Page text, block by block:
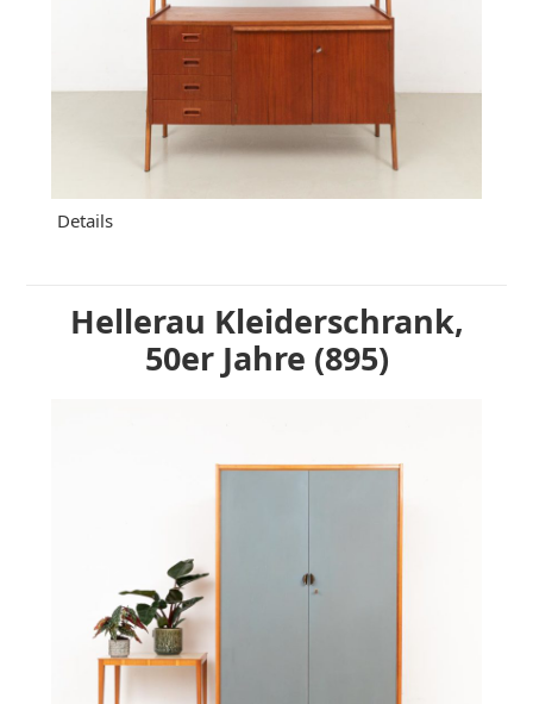
Details
Hellerau Kleiderschrank,
50er Jahre (895)